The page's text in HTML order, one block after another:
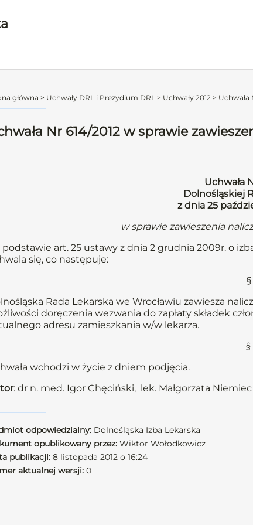
główna > Uchwały DRL i Prezydium DRL > Uchwały 2012 > Uchwała
Nr 614/2012 w sprawie
Uchwała
Dolnośląskiej
z dnia 25
w sprawie zawieszenia
podstawie art. 25 ustawy z dnia 2 grudnia 2009r. o
się, co następuje:
§
Rada Lekarska we Wrocławiu zawiesza
doręczenia wezwania do zapłaty składek
adresu zamieszkania w/w lekarza.
§
wchodzi w życie z dniem podjęcia.
: dr n. med. Igor Chęciński, lek. Małgorzata Niemiec
odpowiedzialny: Dolnośląska Izba Lekarska
opublikowany przez: Wiktor Wołodkowicz
publikacji: 8 listopada 2012 o 16:24
aktualnej wersji: 0